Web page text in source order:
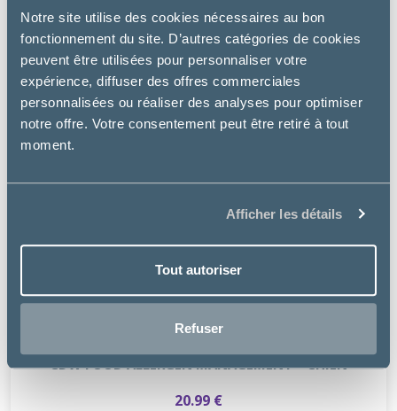
Notre site utilise des cookies nécessaires au bon
fonctionnement du site. D’autres catégories de cookies
peuvent être utilisées pour personnaliser votre
expérience, diffuser des offres commerciales
personnalisées ou réaliser des analyses pour optimiser
notre offre. Votre consentement peut être retiré à tout
moment.
Afficher les détails
Tout autoriser
Refuser
Specific
CDW FOOD ALLERGEN MANAGEMENT – CHIEN
20.99 €